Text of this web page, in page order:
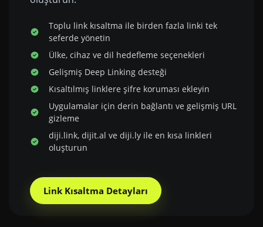
Toplu link kısaltma ile birden fazla linki tek
seferde yönetin
Ülke, cihaz ve dil hedefleme seçenekleri
Gelişmiş Deep Linking desteği
Kısaltılmış linklere şifre koruması ekleyin
Uygulamalar için derin bağlantı ve gelişmiş URL
gizleme
diji.link, dijit.al ve diji.ly ile en kısa linkleri
oluşturun
Link Kısaltma Detayları